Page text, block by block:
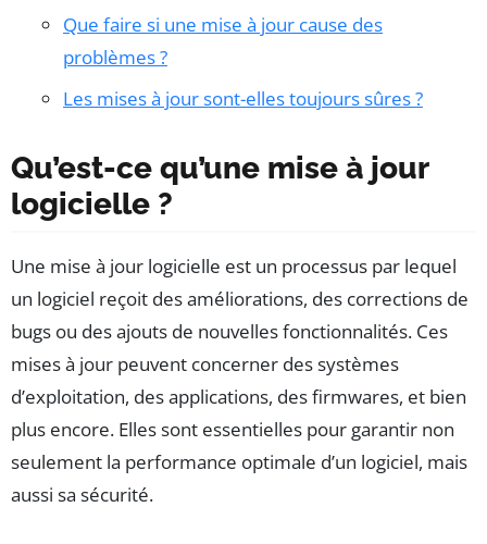
Que faire si une mise à jour cause des
problèmes ?
Les mises à jour sont-elles toujours sûres ?
Qu’est-ce qu’une mise à jour
logicielle ?
Une mise à jour logicielle est un processus par lequel
un logiciel reçoit des améliorations, des corrections de
bugs ou des ajouts de nouvelles fonctionnalités. Ces
mises à jour peuvent concerner des systèmes
d’exploitation, des applications, des firmwares, et bien
plus encore. Elles sont essentielles pour garantir non
seulement la performance optimale d’un logiciel, mais
aussi sa sécurité.